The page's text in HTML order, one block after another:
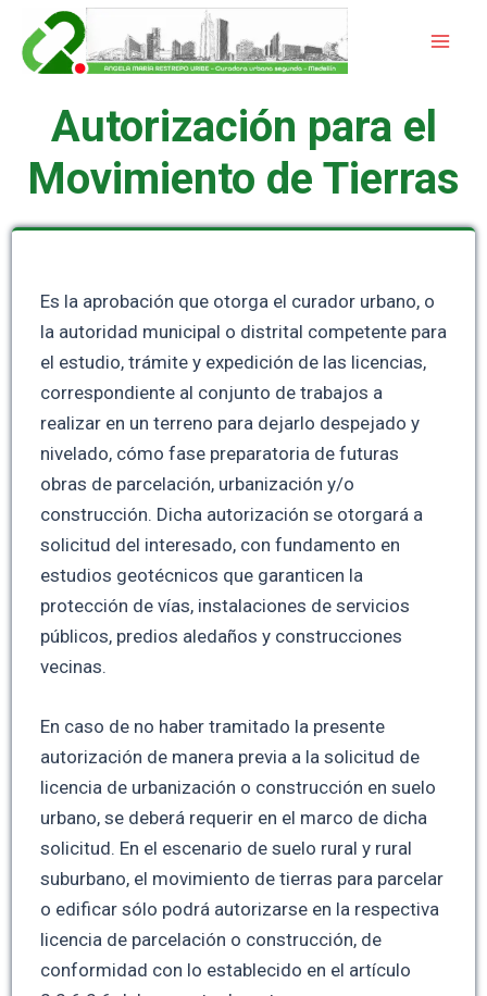
contenido
Autorización para el
Movimiento de Tierras
Es la aprobación que otorga el curador urbano, o
la autoridad municipal o distrital competente para
el estudio, trámite y expedición de las licencias,
correspondiente al conjunto de trabajos a
realizar en un terreno para dejarlo despejado y
nivelado, cómo fase preparatoria de futuras
obras de parcelación, urbanización y/o
construcción. Dicha autorización se otorgará a
solicitud del interesado, con fundamento en
estudios geotécnicos que garanticen la
protección de vías, instalaciones de servicios
públicos, predios aledaños y construcciones
vecinas.
En caso de no haber tramitado la presente
autorización de manera previa a la solicitud de
licencia de urbanización o construcción en suelo
urbano, se deberá requerir en el marco de dicha
solicitud. En el escenario de suelo rural y rural
suburbano, el movimiento de tierras para parcelar
o edificar sólo podrá autorizarse en la respectiva
licencia de parcelación o construcción, de
conformidad con lo establecido en el artículo